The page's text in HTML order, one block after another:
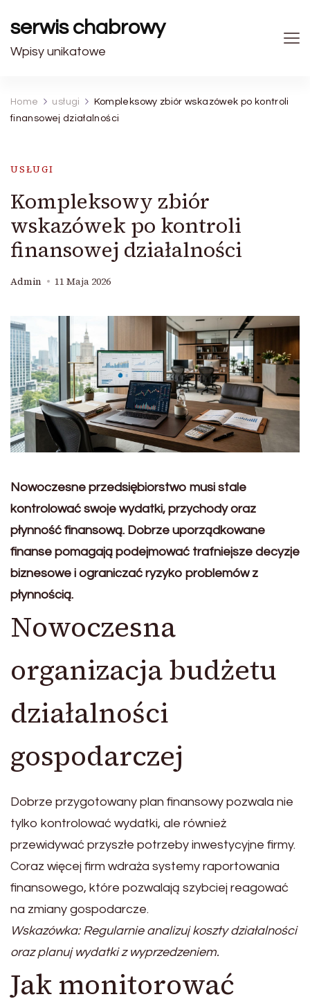
serwis chabrowy
Wpisy unikatowe
Home usługi
Kompleksowy zbiór wskazówek po kontroli
finansowej działalności
USŁUGI
Kompleksowy zbiór
wskazówek po kontroli
finansowej działalności
Admin 11 Maja 2026
Nowoczesne przedsiębiorstwo musi stale
kontrolować swoje wydatki, przychody oraz
płynność finansową. Dobrze uporządkowane
finanse pomagają podejmować trafniejsze decyzje
biznesowe i ograniczać ryzyko problemów z
płynnością.
Nowoczesna
organizacja budżetu
działalności
gospodarczej
Dobrze przygotowany plan finansowy pozwala nie
tylko kontrolować wydatki, ale również
przewidywać przyszłe potrzeby inwestycyjne firmy.
Coraz więcej firm wdraża systemy raportowania
finansowego, które pozwalają szybciej reagować
na zmiany gospodarcze.
Wskazówka: Regularnie analizuj koszty działalności
oraz planuj wydatki z wyprzedzeniem.
Jak monitorować